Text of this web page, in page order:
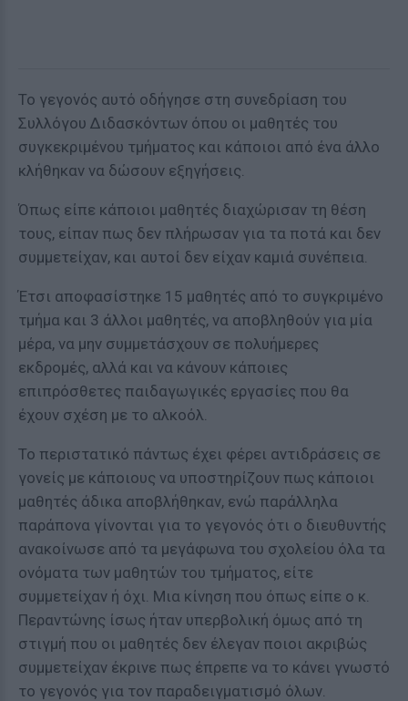
Το γεγονός αυτό οδήγησε στη συνεδρίαση του
Συλλόγου Διδασκόντων όπου οι μαθητές του
συγκεκριμένου τμήματος και κάποιοι από ένα άλλο
κλήθηκαν να δώσουν εξηγήσεις.
Όπως είπε κάποιοι μαθητές διαχώρισαν τη θέση
τους, είπαν πως δεν πλήρωσαν για τα ποτά και δεν
συμμετείχαν, και αυτοί δεν είχαν καμιά συνέπεια.
Έτσι αποφασίστηκε 15 μαθητές από το συγκριμένο
τμήμα και 3 άλλοι μαθητές, να αποβληθούν για μία
μέρα, να μην συμμετάσχουν σε πολυήμερες
εκδρομές, αλλά και να κάνουν κάποιες
επιπρόσθετες παιδαγωγικές εργασίες που θα
έχουν σχέση με το αλκοόλ.
Το περιστατικό πάντως έχει φέρει αντιδράσεις σε
γονείς με κάποιους να υποστηρίζουν πως κάποιοι
μαθητές άδικα αποβλήθηκαν, ενώ παράλληλα
παράπονα γίνονται για το γεγονός ότι ο διευθυντής
ανακοίνωσε από τα μεγάφωνα του σχολείου όλα τα
ονόματα των μαθητών του τμήματος, είτε
συμμετείχαν ή όχι. Μια κίνηση που όπως είπε ο κ.
Περαντώνης ίσως ήταν υπερβολική όμως από τη
στιγμή που οι μαθητές δεν έλεγαν ποιοι ακριβώς
συμμετείχαν έκρινε πως έπρεπε να το κάνει γνωστό
το γεγονός για τον παραδειγματισμό όλων.